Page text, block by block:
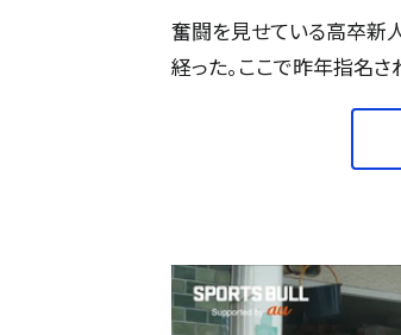
奮闘を見せている高卒新
経った。ここで昨年指名